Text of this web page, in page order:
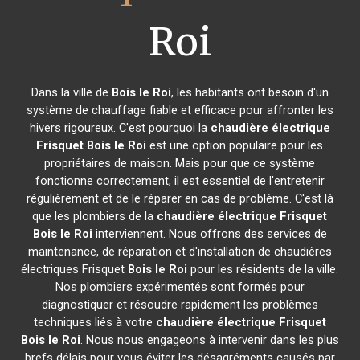
Roi
Dans la ville de Bois le Roi, les habitants ont besoin d'un
système de chauffage fiable et efficace pour affronter les
hivers rigoureux. C'est pourquoi la chaudière électrique
Frisquet Bois le Roi est une option populaire pour les
propriétaires de maison. Mais pour que ce système
fonctionne correctement, il est essentiel de l'entretenir
régulièrement et de le réparer en cas de problème. C'est là
que les plombiers de la chaudière électrique Frisquet
Bois le Roi interviennent. Nous offrons des services de
maintenance, de réparation et d'installation de chaudières
électriques Frisquet Bois le Roi pour les résidents de la ville.
Nos plombiers expérimentés sont formés pour
diagnostiquer et résoudre rapidement les problèmes
techniques liés à votre chaudière électrique Frisquet
Bois le Roi. Nous nous engageons à intervenir dans les plus